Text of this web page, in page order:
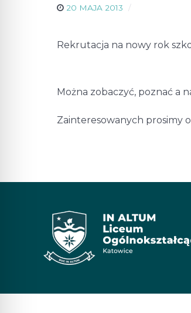
20 MAJA 2013
Rekrutacja na nowy rok
Można zobaczyć, poznać a
Zainteresowanych prosimy